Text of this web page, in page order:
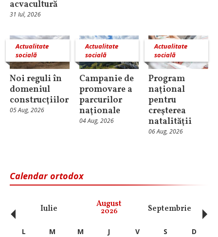
acvacultură
31 Iul, 2026
Actualitate
socială
Noi reguli în
domeniul
construcţiilor
05 Aug, 2026
Actualitate
socială
Campanie de
promovare a
parcurilor
naţionale
04 Aug, 2026
Actualitate
socială
Program
naţional
pentru
creşterea
natalităţii
06 Aug, 2026
Calendar ortodox
Iulie August
2026 Septembrie
‹ L M M J V S
D